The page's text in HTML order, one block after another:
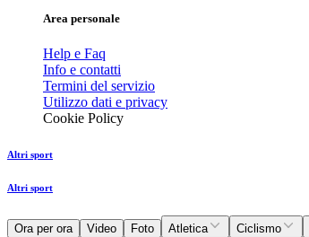
Area personale
Help e Faq
Info e contatti
Termini del servizio
Utilizzo dati e privacy
Cookie Policy
Altri sport
Altri sport
Ora per ora Video Foto Atletica Ciclismo